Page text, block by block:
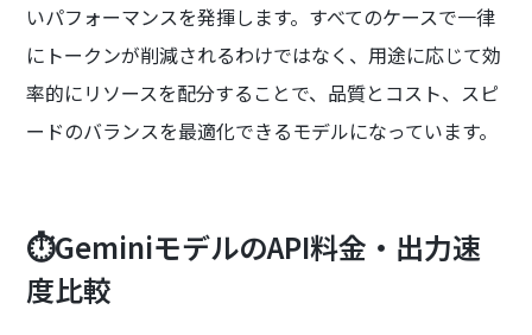
いパフォーマンスを発揮します。すべてのケースで一律
にトークンが削減されるわけではなく、用途に応じて効
率的にリソースを配分することで、品質とコスト、スピ
ードのバランスを最適化できるモデルになっています。
⏱️GeminiモデルのAPI料金・出力速
度比較